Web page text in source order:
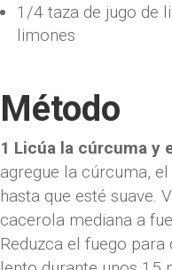
1/4 taza de jugo de
limones
Método
1 Licúa la cúrcuma y
agregue la cúrcuma,
hasta que esté suave.
cacerola mediana a
Reduzca el fuego